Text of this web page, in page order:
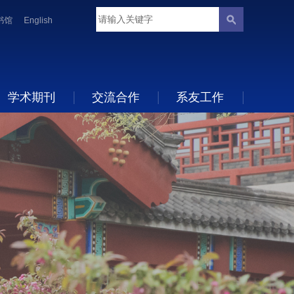
English
馆
学术期刊 交流合作 系友工作